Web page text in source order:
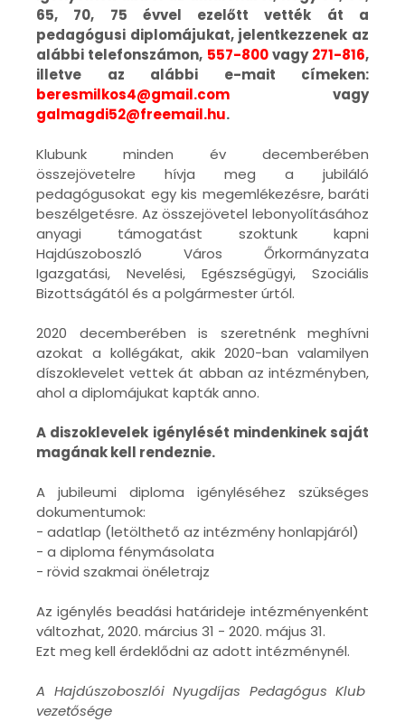
65, 70, 75 évvel ezelőtt vették át a
pedagógusi diplomájukat, jelentkezzenek az
alábbi telefonszámon, 557-800vagy271-816,
illetve az alábbi e-mait címeken:
beresmilkos4@gmail.com vagy
galmagdi52@freemail.hu.
Klubunk minden év decemberében
összejövetelre hívja meg a jubiláló
pedagógusokat egy kis megemlékezésre, baráti
beszélgetésre. Az összejövetel lebonyolításához
anyagi támogatást szoktunk kapni
Hajdúszoboszló Város Őrkormányzata
Igazgatási, Nevelési, Egészségügyi, Szociális
Bizottságától és a polgármester úrtól.
2020 decemberében is szeretnénk meghívni
azokat a kollégákat, akik 2020-ban valamilyen
díszoklevelet vettek át abban az intézményben,
ahol a diplomájukat kapták anno.
A diszoklevelek igénylését mindenkinek saját
magának kell rendeznie.
A jubileumi diploma igényléséhez szükséges
dokumentumok:
- adatlap (letölthető az intézmény honlapjáról)
- a diploma fénymásolata
- rövid szakmai önéletrajz
Az igénylés beadási határideje intézményenként
változhat, 2020. március 31 - 2020. május 31.
Ezt meg kell érdeklődni az adott intézménynél.
A Hajdúszoboszlói Nyugdíjas Pedagógus Klub
vezetősége